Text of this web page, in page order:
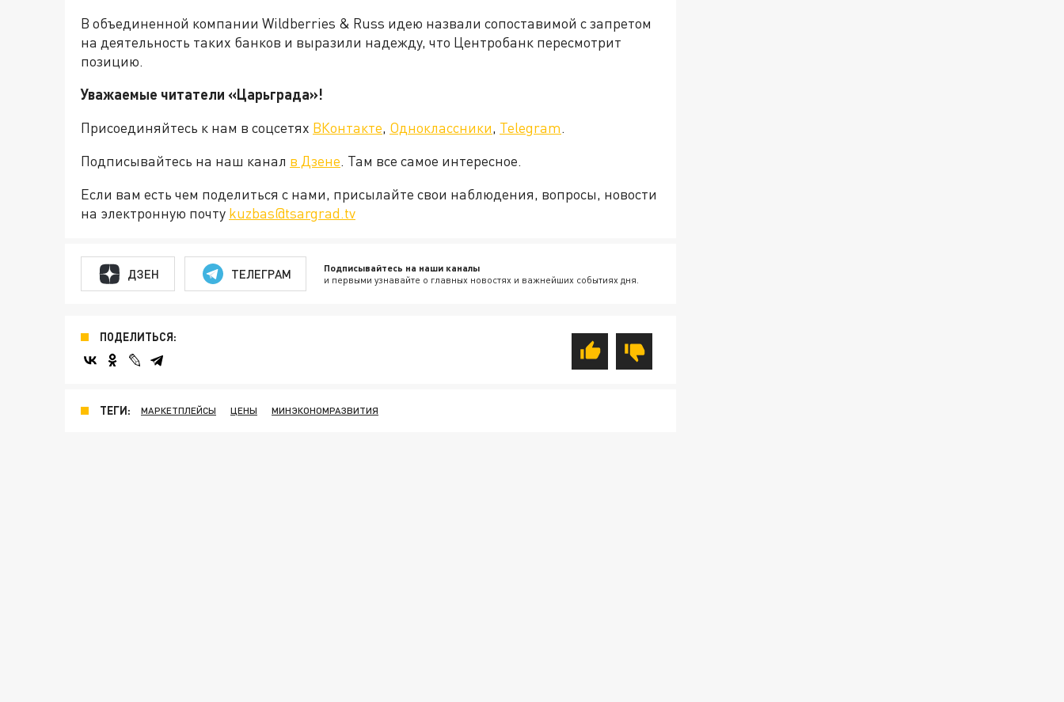
В объединенной компании Wildberries & Russ идею назвали сопоставимой с запретом
на деятельность таких банков и выразили надежду, что Центробанк пересмотрит
позицию.
Уважаемые читатели «Царьграда»!
Присоединяйтесь к нам в соцсетях ВКонтакте, Одноклассники, Telegram.
Подписывайтесь на наш канал в Дзене. Там все самое интересное.
Если вам есть чем поделиться с нами, присылайте свои наблюдения, вопросы, новости
на электронную почту kuzbas@tsargrad.tv
ДЗЕН ТЕЛЕГРАМ Подписывайтесь на наши каналы
и первыми узнавайте о главных новостях и важнейших событиях дня.
ПОДЕЛИТЬСЯ:
ТЕГИ: МАРКЕТПЛЕЙСЫ ЦЕНЫ МИНЭКОНОМРАЗВИТИЯ